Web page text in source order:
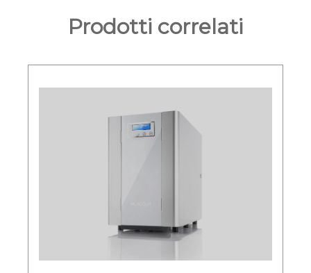
Prodotti correlati